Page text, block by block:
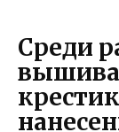
Среди